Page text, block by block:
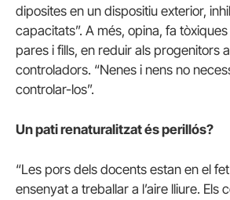
diposites en un dispositiu exterior,
capacitats”. A més, opina, fa
pares i fills, en reduir als progenitors
controladors. “Nenes i nens no
controlar-los”.
Un pati renaturalitzat és perillós?
“Les pors dels docents estan en el
ensenyat a treballar a l’aire lliure. Els